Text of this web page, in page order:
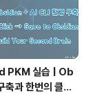
실습 | Ob
과 한번의 클릭